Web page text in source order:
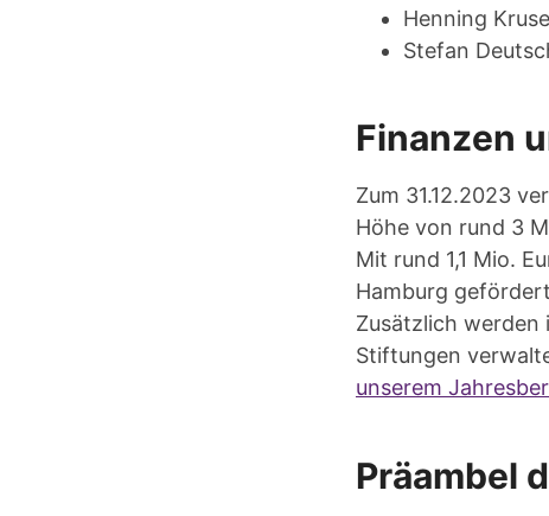
Henning Kruse
Stefan
Finanzen
Zum 31.12.2023
Höhe von rund 3
Mit rund 1,1 Mio.
Hamburg
Zusätzlich werden
Stiftungen
unserem
Präambel